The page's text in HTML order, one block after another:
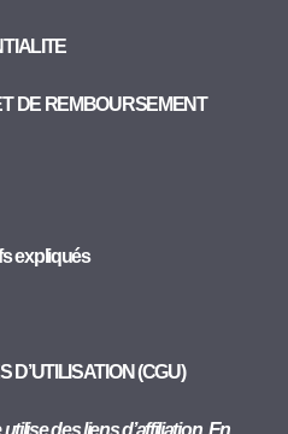
DE REMBOURSEMENT
expliqués
D’UTILISATION (CGU)
des liens d’affiliation. En